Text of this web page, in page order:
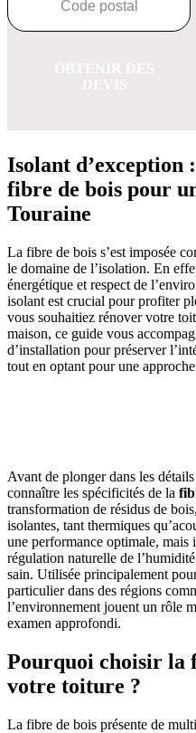
Isolant d’exception
fibre de bois pour
Touraine
La fibre de bois s’est imposée
le domaine de l’isolation. En
énergétique et respect de
isolant est crucial pour profiter
vous souhaitiez rénover votre
maison, ce guide vous
d’installation pour préserver
tout en optant pour une
Avant de plonger dans les
connaître les spécificités de la
transformation de résidus de
isolantes, tant thermiques
une performance optimale, mais
régulation naturelle de
sain. Utilisée principalement
particulier dans des régions
l’environnement jouent un rôle
examen approfondi.
Pourquoi choisir la
votre toiture ?
La fibre de bois présente de